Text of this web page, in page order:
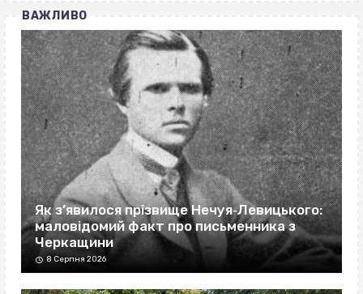
ВАЖЛИВО
Як з’явилося прізвище Нечуя‐Левицького:
маловідомий факт про письменника з
Черкащини
8 Серпня 2026